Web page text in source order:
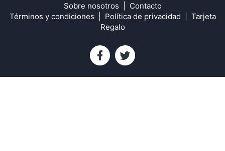
Sobre nosotros
Contacto
Términos y condiciones
Política de privacidad
Tarjeta
Regalo